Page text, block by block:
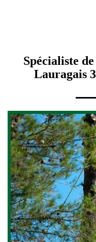
Spécialiste
Lauragais